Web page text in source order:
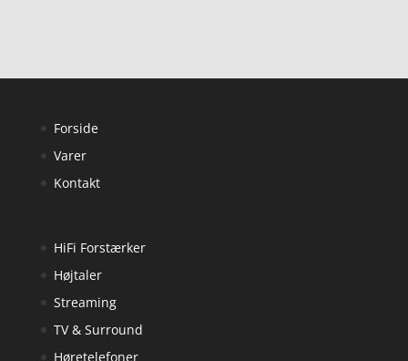
Forside
Varer
Kontakt
HiFi Forstærker
Højtaler
Streaming
TV & Surround
Høretelefoner